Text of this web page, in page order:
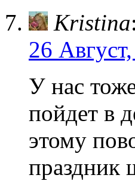
Kristina:
26
У нас
пойдет в
этому
праздник